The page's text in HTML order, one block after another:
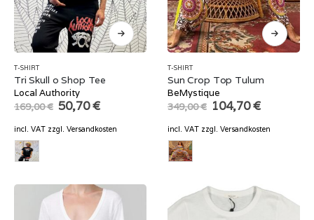
T-SHIRT
Tri Skull o Shop Tee
Local Authority
169,00€ Original
price
was:
169,00 €.
50,70€Current
is:
incl. VAT zzgl. Versandkosten
T-SHIRT
Sun Crop Top Tulum
BeMystique
349,00€ Original
price
was:
349,00 €.
104,70€Current
is:
incl. VAT zzgl. Versandkosten